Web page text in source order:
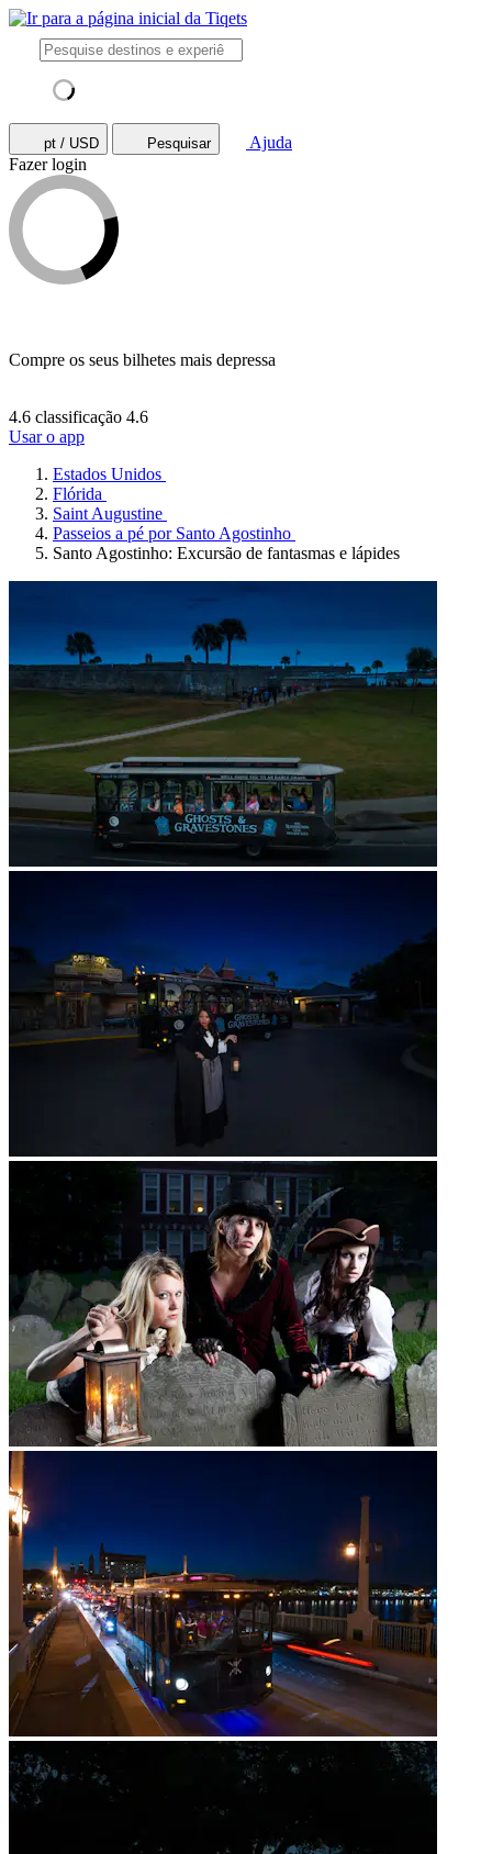
pt / USD Pesquisar
Ajuda
Fazer login
Compre os seus bilhetes mais depressa
4.6 classificação 4.6
Usar o app
Estados Unidos
Flórida
Saint Augustine
Passeios a pé por Santo Agostinho
Santo Agostinho: Excursão de fantasmas e lápides